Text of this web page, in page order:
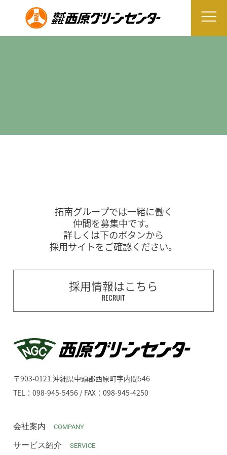
拓南グループでは一緒に働く
仲間を募集中です。
詳しくは下のボタンから
採用サイトをご確認ください。
採用情報はこちら
RECRUIT
〒903-0121 沖縄県中頭郡西原町字内間546
TEL：098-945-5456 / FAX：098-945-4250
会社案内 COMPANY
サービス紹介 SERVICE